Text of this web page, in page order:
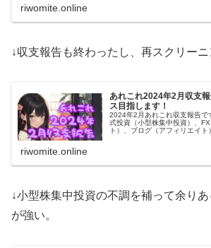
riwomite.online
↓収支報告も終わったし、再スクリーニ
あれこれ2024年2月収支
ス目指します！
2024年2月あれこれ収支報告で
式投資（小型株集中投資）、
ト）、ブログ（アフィリエイト
riwomite.online
↓小型株集中投資の不調を補って余り
が強い。